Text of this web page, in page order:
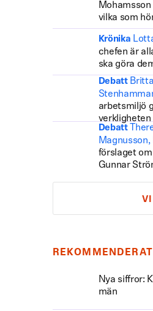
vilka som
Krönika
chefen är
ska göra
Debatt
arbetsmiljö
verkligheten
Debatt
förslaget
Gunnar
REKOMMENDERAT
Nya siffror:
män